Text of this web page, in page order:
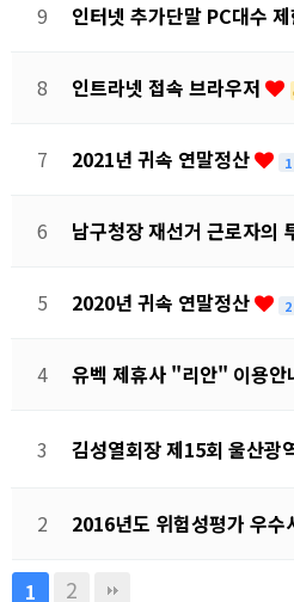
9 인터넷 추가단말 PC대수
8 인트라넷 접속 브라우저
7 2021년 귀속 연말정산 1
6 남구청장 재선거 근로자의
5 2020년 귀속 연말정산 2
4 유벡 제휴사 "리안" 이용안
3 김성열회장 제15회 울산광
2 2016년도 위험성평가 우
1 2